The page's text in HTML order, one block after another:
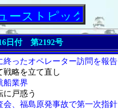
ックス
日付 第2192号
終ったオペレーター訪問を報告
戦略を立て直し
船業界
に戸惑う
会、福島原発事故で第一次指針